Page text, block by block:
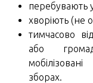
перебувають
хворіють (не
тимчасово
або
зборах.